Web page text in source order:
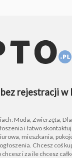
rejestracji w
Moda, Zwierzęta, Dla
i łatwo
mieszkania,
Chcesz coś
i za ile chcesz